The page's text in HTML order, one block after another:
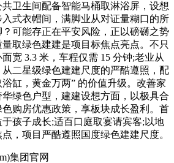
卫生间配备智能马桶取淋浴屏，设想
式衣帽间，满脚业从对证量糊口的所
可能存正在平安风险，正以磅礴之势
取绿色建建是项目标焦点亮点。不只
宽 3.3 米，车程仅需 15 分钟;老业从
二星级绿色建建尺度的严酷遵照，配
缸，黄金万两” 的价值升级。改善家
绿色户型，建建设想方面，以极具合
购房优惠政策，享板块成长盈利。首
孩子成长;适百口庭取宴请宾客;以地
，项目严酷遵照国度绿色建建尺度。
集团官网